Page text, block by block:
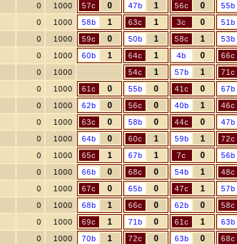
0 1000 57c 0 47b 1 56c 0 55b
0 1000 58b 1 63c 1 3c 0 51b
0 1000 59c 0 50b 1 58c 1 53b
0 1000 60b 1 64c 1 4b 0 66c
0 1000 54c 1 57b 1 71c
0 1000 61c 0 55b 0 41c 0 67b
0 1000 62b 0 56c 0 40b 1 46c
0 1000 63c 0 58b 0 44c 0 47b
0 1000 64b 0 60c 1 59b 1 72c
0 1000 65c 1 67b 1 7c 0 56b
0 1000 66b 0 68c 0 54b 1 48c
0 1000 67c 0 65b 0 47c 1 57b
0 1000 68b 1 66c 0 62b 0 58c
0 1000 69c 1 71b 0 61c 1 63b
0 1000 70b 1 72c 0 63b 0 68c